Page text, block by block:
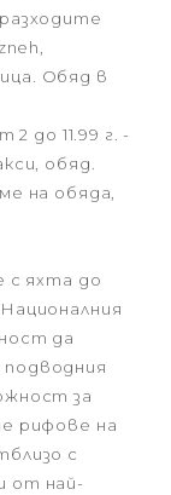
Обяд в
до 11.99 г. -
обяд.
на обяда,
с яхта до
да
за
рифове на
с
от най-